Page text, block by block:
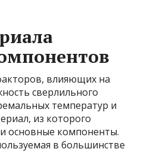
влияющих на
сверлильного
температур и
из которого
основные компоненты.
в большинстве